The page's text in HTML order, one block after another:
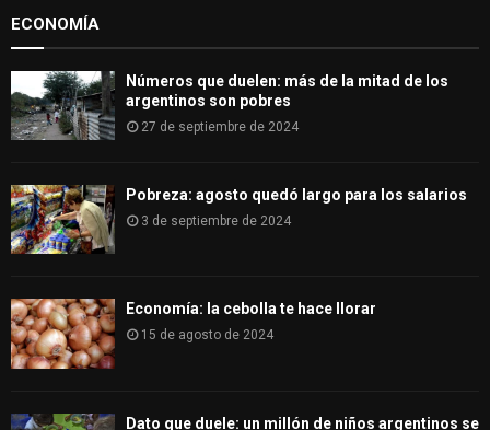
H
ECONOMÍA
Números que duelen: más de la mitad de los
argentinos son pobres
27 de septiembre de 2024
Pobreza: agosto quedó largo para los salarios
3 de septiembre de 2024
Economía: la cebolla te hace llorar
15 de agosto de 2024
Dato que duele: un millón de niños argentinos se